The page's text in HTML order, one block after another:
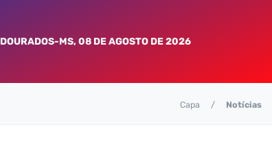
DOURADOS-MS, 08 DE AGOSTO DE 2026
Capa Notícias